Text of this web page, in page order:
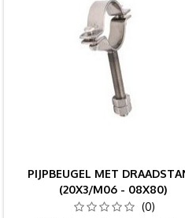
PIJPBEUGEL MET
(20X3/M06 - 08X80)
(0)